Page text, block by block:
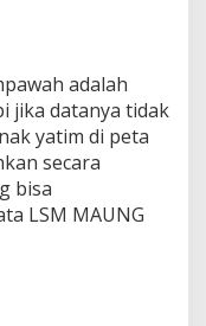
adalah
jika datanya tidak
yatim di peta
secara
bisa
LSM MAUNG